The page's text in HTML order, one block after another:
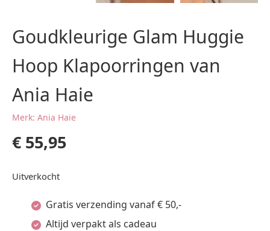
Goudkleurige Glam Huggie
Hoop Klapoorringen van
Ania Haie
Merk: Ania Haie
€ 55,95
Uitverkocht
Gratis verzending vanaf € 50,-
Altijd verpakt als cadeau